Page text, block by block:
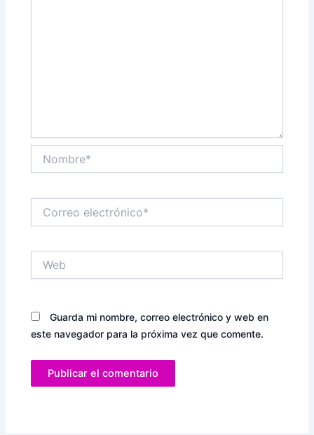
electrónico*
Guarda mi nombre, correo electrónico y web en
este navegador para la próxima vez que comente.